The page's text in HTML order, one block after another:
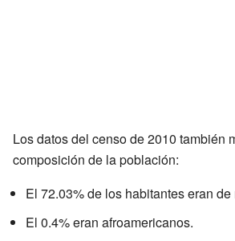
Los datos del censo de 2010 también
composición de la población:
El 72.03% de los habitantes eran
El 0.4% eran afroamericanos.